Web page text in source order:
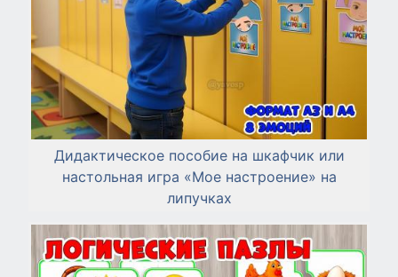
Дидактическое пособие на шкафчик или
настольная игра «Мое настроение» на
липучках